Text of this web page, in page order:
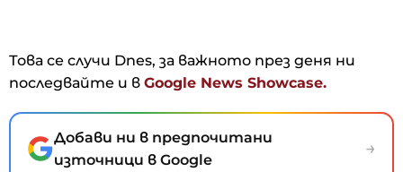
Това се случи Dnes, за важното през деня ни
последвайте и в Google News Showcase.
Добави ни в предпочитани
източници в Google
→